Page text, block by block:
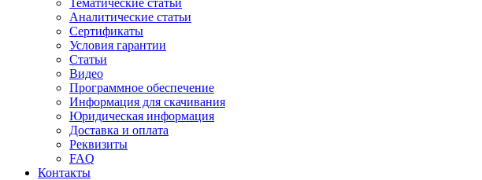
Тематические статьи
Аналитические статьи
Сертификаты
Условия гарантии
Статьи
Видео
Программное обеспечение
Информация для скачивания
Юридическая информация
Доставка и оплата
Реквизиты
FAQ
Контакты